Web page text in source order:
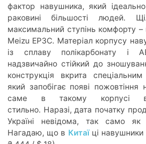
фактор навушника, який
раковині більшості людей.
максимальний ступінь комфорту
Meizu EP3C. Матеріал корпусу
із сплаву полікарбонату і
надзвичайно стійкий до
конструкція вкрита
який запобігає появі пожовтіння
саме в такому корпусі
стильно. Наразі, дата початку
Україні невідома, так само як
Нагадаю, що в Китаїці